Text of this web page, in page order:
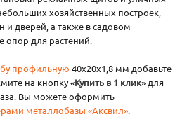
хозяйственных построек,
и дверей, а также в садовом
опор для растений.
профильную 40х20х1,8 мм добавьте
на кнопку «Купить в 1 клик» для
Вы можете оформить
металлобазы «Аксвил».